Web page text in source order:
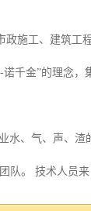
施工、建筑工
诺千金”的理念
水、气、声、
队。 技术人员